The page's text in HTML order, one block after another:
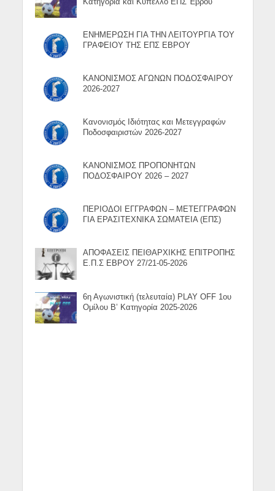
Κατηγορία και Κύπελλο ΕΠΣ Έβρου
ΕΝΗΜΕΡΩΣΗ ΓΙΑ ΤΗΝ ΛΕΙΤΟΥΡΓΙΑ ΤΟΥ
ΓΡΑΦΕΙΟΥ ΤΗΣ ΕΠΣ ΕΒΡΟΥ
ΚΑΝΟΝΙΣΜΟΣ ΑΓΩΝΩΝ ΠΟΔΟΣΦΑΙΡΟΥ
2026-2027
Κανονισμός Ιδιότητας και Μετεγγραφών
Ποδοσφαιριστών 2026-2027
ΚΑΝΟΝΙΣΜΟΣ ΠΡΟΠΟΝΗΤΩΝ
ΠΟΔΟΣΦΑΙΡΟΥ 2026 – 2027
ΠΕΡΙΟΔΟΙ ΕΓΓΡΑΦΩΝ – ΜΕΤΕΓΓΡΑΦΩΝ
ΓΙΑ ΕΡΑΣΙΤΕΧΝΙΚΑ ΣΩΜΑΤΕΙΑ (ΕΠΣ)
ΑΠΟΦΑΣΕΙΣ ΠΕΙΘΑΡΧΙΚΗΣ ΕΠΙΤΡΟΠΗΣ
Ε.Π.Σ ΕΒΡΟΥ 27/21-05-2026
6η Αγωνιστική (τελευταία) PLAY OFF 1ου
Ομίλου Β’ Κατηγορία 2025-2026